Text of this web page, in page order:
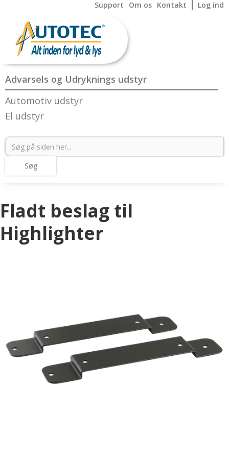
Support Om os Kontakt Log ind
Advarsels og Udryknings udstyr
Automotiv udstyr
El udstyr
Fladt beslag til
Highlighter